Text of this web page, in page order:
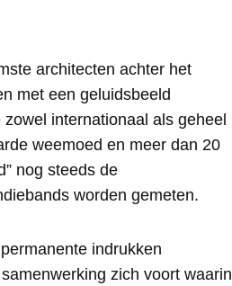
architecten achter het
met een geluidsbeeld
internationaal als geheel
weemoed en meer dan 20
nog steeds de
worden gemeten.
indrukken
zich voort waarin